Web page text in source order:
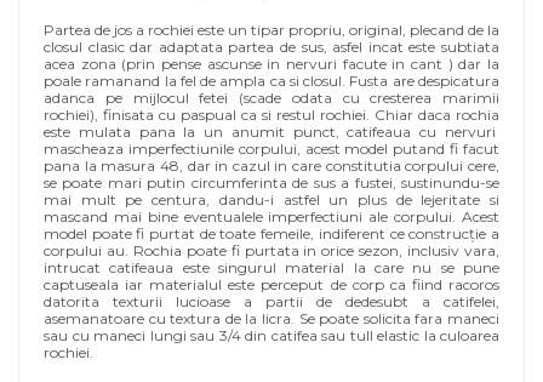
Partea de jos a rochiei este un tipar propriu, original, plecand de la
closul clasic dar adaptata partea de sus, asfel incat este subtiata
acea zona (prin pense ascunse in nervuri facute in cant ) dar la
poale ramanand la fel de ampla ca si closul. Fusta are despicatura
adanca pe mijlocul fetei (scade odata cu cresterea marimii
rochiei), finisata cu paspual ca si restul rochiei. Chiar daca rochia
este mulata pana la un anumit punct, catifeaua cu nervuri
mascheaza imperfectiunile corpului, acest model putand fi facut
pana la masura 48, dar in cazul in care constitutia corpului cere,
se poate mari putin circumferinta de sus a fustei, sustinundu-se
mai mult pe centura, dandu-i astfel un plus de lejeritate si
mascand mai bine eventualele imperfectiuni ale corpului. Acest
model poate fi purtat de toate femeile, indiferent ce construcție a
corpului au. Rochia poate fi purtata in orice sezon, inclusiv vara,
intrucat catifeaua este singurul material la care nu se pune
captuseala iar materialul este perceput de corp ca fiind racoros
datorita texturii lucioase a partii de dedesubt a catifelei,
asemanatoare cu textura de la licra. Se poate solicita fara maneci
sau cu maneci lungi sau 3/4 din catifea sau tull elastic la culoarea
rochiei.